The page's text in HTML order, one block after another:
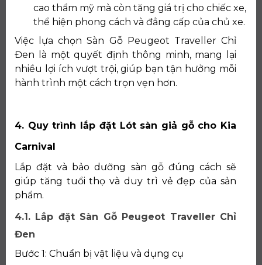
cao thẩm mỹ mà còn tăng giá trị cho chiếc xe,
thể hiện phong cách và đẳng cấp của chủ xe.
Việc lựa chọn Sàn Gỗ Peugeot Traveller Chỉ
Đen là một quyết định thông minh, mang lại
nhiều lợi ích vượt trội, giúp bạn tận hưởng mỗi
hành trình một cách trọn vẹn hơn.
4. Quy trình lắp đặt Lót sàn giả gỗ cho Kia
Carnival
Lắp đặt và bảo dưỡng sàn gỗ đúng cách sẽ
giúp tăng tuổi thọ và duy trì vẻ đẹp của sản
phẩm.
4.1. Lắp đặt Sàn Gỗ Peugeot Traveller Chỉ
Đen
Bước 1: Chuẩn bị vật liệu và dụng cụ